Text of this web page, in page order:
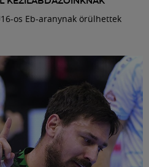
os Eb-aranynak örülhettek